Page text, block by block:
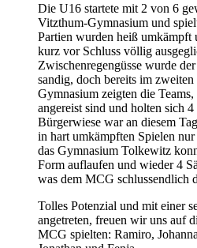
Die U16 startete mit 2 von 6
Vitzthum-Gymnasium und
Partien wurden heiß umkämpft
kurz vor Schluss völlig
Zwischenregengüsse wurde
sandig, doch bereits im
Gymnasium zeigten die
angereist sind und holten sich
Bürgerwiese war an diesem
in hart umkämpften Spielen
das Gymnasium Tolkewitz
Form auflaufen und wieder 4
was dem MCG schlussendlich
Tolles Potenzial und mit einer
angetreten, freuen wir uns auf
MCG spielten: Ramiro,